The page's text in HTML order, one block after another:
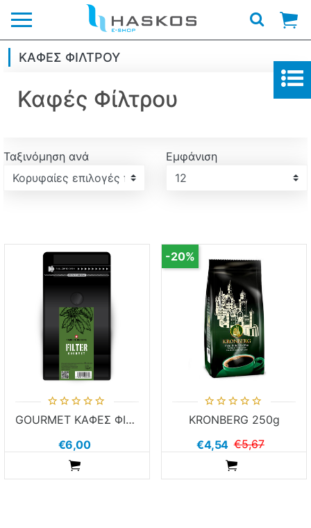
ΚΑΦΈΣ ΦΊΛΤΡΟΥ
Καφές Φίλτρου
Ταξινόμηση ανά
Εμφάνιση
Εμφάνιση
ADDTOCART
GOURMET ΚΑΦΕΣ ΦΙΛΤΡΟΥ ΣΕ ΚΟΚΚΟΥΣ 250g
€6,00
-20%
ADDTOCART
KRONBERG 250g
€4,54 €5,67